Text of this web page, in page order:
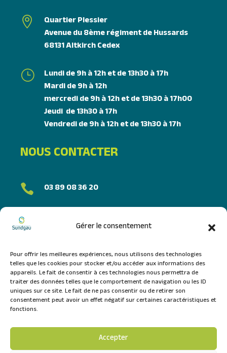
Gérer le consentement
Pour offrir les meilleures expériences, nous utilisons des technologies
telles que les cookies pour stocker et/ou accéder aux informations des
appareils. Le fait de consentir à ces technologies nous permettra de
traiter des données telles que le comportement de navigation ou les ID
uniques sur ce site. Le fait de ne pas consentir ou de retirer son
consentement peut avoir un effet négatif sur certaines caractéristiques et
fonctions.
Accepter

Quartier Plessier
Avenue du 8ème régiment de Hussards
68131 Altkirch Cedex
}
Lundi de 9h à 12h et de 13h30 à 17h
Mardi de 9h à 12h
mercredi de 9h à 12h et de 13h30 à 17h00
Jeudi de 13h30 à 17h
Vendredi de 9h à 12h et de 13h30 à 17h
NOUS CONTACTER
 03 89 08 36 20
FORMULAIRE DE CONTACT
NOUS SUIVRE